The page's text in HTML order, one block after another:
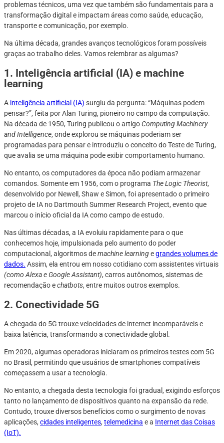
problemas técnicos, uma vez que também são fundamentais para a
transformação digital e impactam áreas como saúde, educação,
transporte e comunicação, por exemplo.
Na última década, grandes avanços tecnológicos foram possíveis
graças ao trabalho deles. Vamos relembrar as algumas?
1. Inteligência artificial (IA) e machine
learning
A inteligência artificial (IA) surgiu da pergunta: “Máquinas podem
pensar?”, feita por Alan Turing, pioneiro no campo da computação.
Na década de 1950, Turing publicou o artigoComputing Machinery
and Intelligence, onde explorou se máquinas poderiam ser
programadas para pensar e introduziu o conceito do Teste de Turing,
que avalia se uma máquina pode exibir comportamento humano.
No entanto, os computadores da época não podiam armazenar
comandos. Somente em 1956, com o programa The Logic Theorist,
desenvolvido por Newell, Shaw e Simon, foi apresentado o primeiro
projeto de IA no Dartmouth Summer Research Project, evento que
marcou o início oficial da IA como campo de estudo.
Nas últimas décadas, a IA evoluiu rapidamente para o que
conhecemos hoje, impulsionada pelo aumento do poder
computacional, algoritmos demachine learningegrandes volumes de
dados. Assim, ela entrou em nosso cotidiano com assistentes virtuais
(como Alexa e Google Assistant), carros autônomos, sistemas de
recomendação echatbots, entre muitos outros exemplos.
2. Conectividade 5G
A chegada do 5G trouxe velocidades de internet incomparáveis e
baixa latência, transformando a conectividade global.
Em 2020, algumas operadoras iniciaram os primeiros testes com 5G
no Brasil, permitindo que usuários de smartphones compatíveis
começassem a usar a tecnologia.
No entanto, a chegada desta tecnologia foi gradual, exigindo esforços
tanto no lançamento de dispositivos quanto na expansão da rede.
Contudo, trouxe diversos benefícios como o surgimento de novas
aplicações, cidades inteligentes, telemedicina e a Internet das Coisas
(IoT).